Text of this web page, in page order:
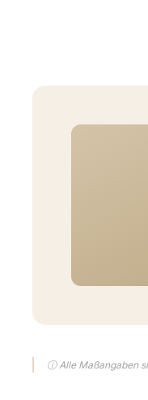
ⓘ Alle Maßangaben